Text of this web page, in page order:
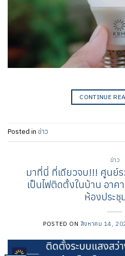
CONTINUE
Posted in ข่าว
ข่าว
มาที่นี่ ที่เดียวจบ!!! ศูนย์ร
เป็นไฟติดตั้งในบ้าน อาค
ห้องประชุ
POSTED ON สิงหาคม 14,